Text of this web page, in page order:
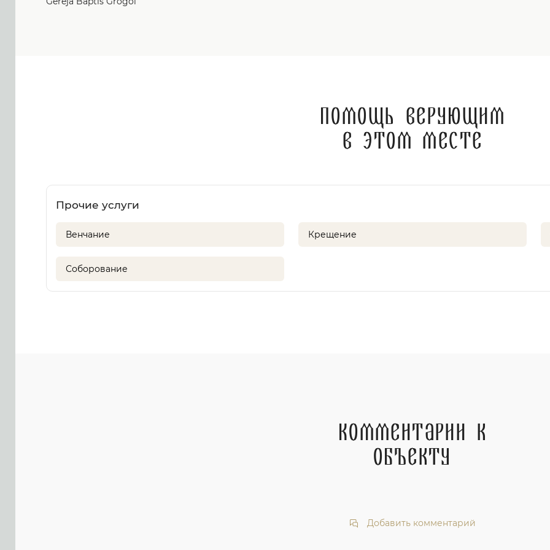
Помощь верующим
в этом месте
Прочие услуги
Венчание Крещение
Соборование
Комментарии к
объекту
Добавить комментарий